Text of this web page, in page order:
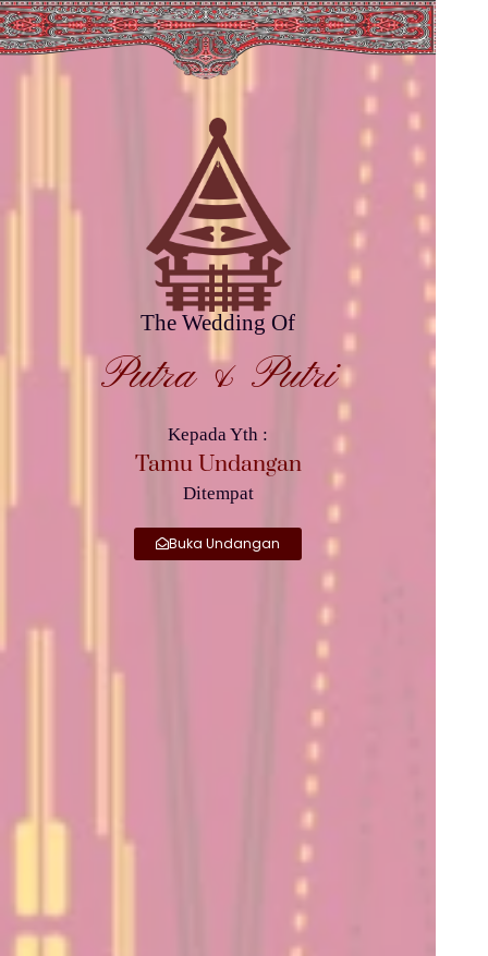
The Wedding Of
Putra & Putri
Kepada Yth :
Tamu Undangan
Ditempat
Buka Undangan